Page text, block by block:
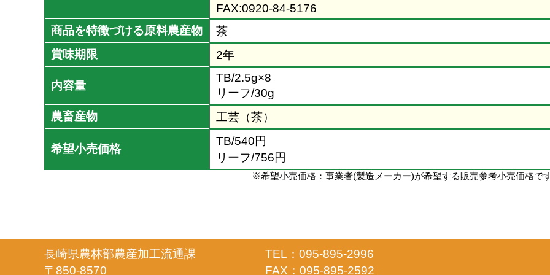
FAX:0920-84-5176
商品を特徴づける原料農産物
茶
賞味期限
2年
内容量
TB/2.5g×8
リーフ/30g
農畜産物
工芸（茶）
希望小売価格
TB/540円
リーフ/756円
※希望小売価格：事業者(製造メーカー)が希望する販売参考小売価格で
長崎県農林部農産加工流通課
〒850-8570
TEL：095-895-2996
FAX：095-895-2592